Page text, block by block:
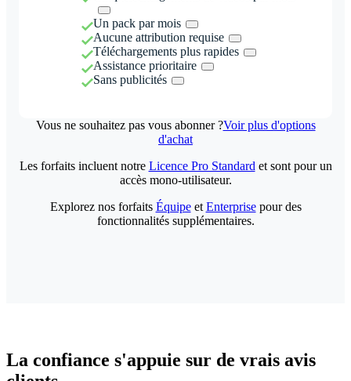
Un pack par mois
Aucune attribution requise
Téléchargements plus rapides
Assistance prioritaire
Sans publicités
Vous ne souhaitez pas vous abonner ?Voir plus d'options
d'achat
Les forfaits incluent notre Licence Pro Standard et sont pour un
accès mono-utilisateur.
Explorez nos forfaits Équipeet Enterprisepour des
fonctionnalités supplémentaires.
La confiance s'appuie sur de vrais avis